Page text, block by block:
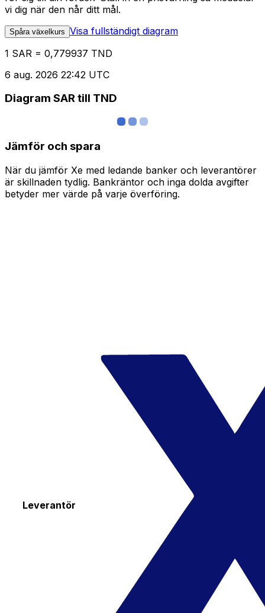
vi dig när den når ditt mål.
Spåra växelkurs Visa fullständigt diagram
1 SAR = 0,779937 TND
6 aug. 2026 22:42 UTC
Diagram SAR till TND
Jämför och spara
När du jämför Xe med ledande banker och leverantörer
är skillnaden tydlig. Bankräntor och inga dolda avgifter
betyder mer värde på varje överföring.
Leverantör